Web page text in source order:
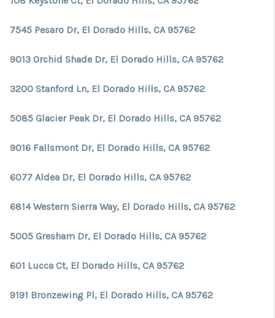
7545 Pesaro Dr, El Dorado Hills, CA 95762
9013 Orchid Shade Dr, El Dorado Hills, CA 95762
3200 Stanford Ln, El Dorado Hills, CA 95762
5085 Glacier Peak Dr, El Dorado Hills, CA 95762
9016 Fallsmont Dr, El Dorado Hills, CA 95762
6077 Aldea Dr, El Dorado Hills, CA 95762
6814 Western Sierra Way, El Dorado Hills, CA 95762
5005 Gresham Dr, El Dorado Hills, CA 95762
601 Lucca Ct, El Dorado Hills, CA 95762
9191 Bronzewing Pl, El Dorado Hills, CA 95762